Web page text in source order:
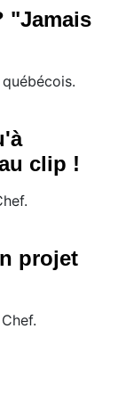
"Jamais
clip !
projet